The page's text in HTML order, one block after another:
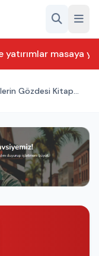
masaya
Gözdesi Kitap